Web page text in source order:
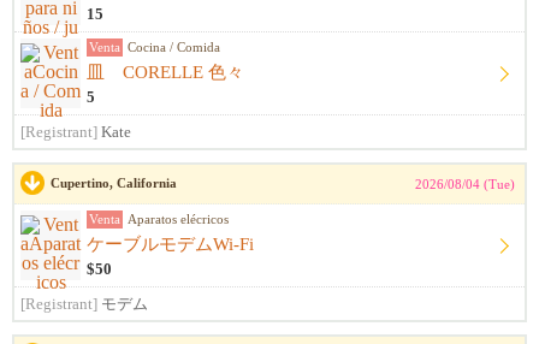
15
Venta Cocina / Comida
皿 CORELLE 色々
5
[Registrant] Kate
Cupertino, California 2026/08/04 (Tue)
Venta Aparatos elécricos
ケーブルモデムWi-Fi
$50
[Registrant] モデム